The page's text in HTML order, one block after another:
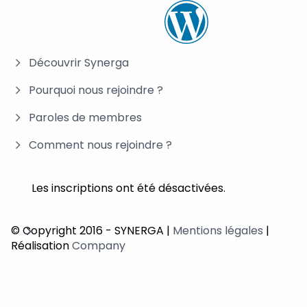
Découvrir Synerga
Pourquoi nous rejoindre ?
Paroles de membres
Comment nous rejoindre ?
Les inscriptions ont été désactivées.
© Copyright 2016 - SYNERGA | Mentions légales |
RéalisationCompany